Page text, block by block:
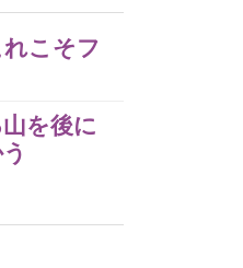
こそフ
を後に